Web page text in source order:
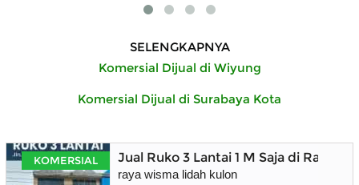
SELENGKAPNYA
Komersial Dijual di Wiyung
Komersial Dijual di Surabaya Kota
KOMERSIAL Jual Ruko 3 Lantai 1 M Saja di Raya
raya wisma lidah kulon